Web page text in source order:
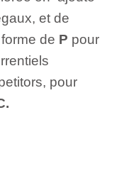
et de
de P pour
pour